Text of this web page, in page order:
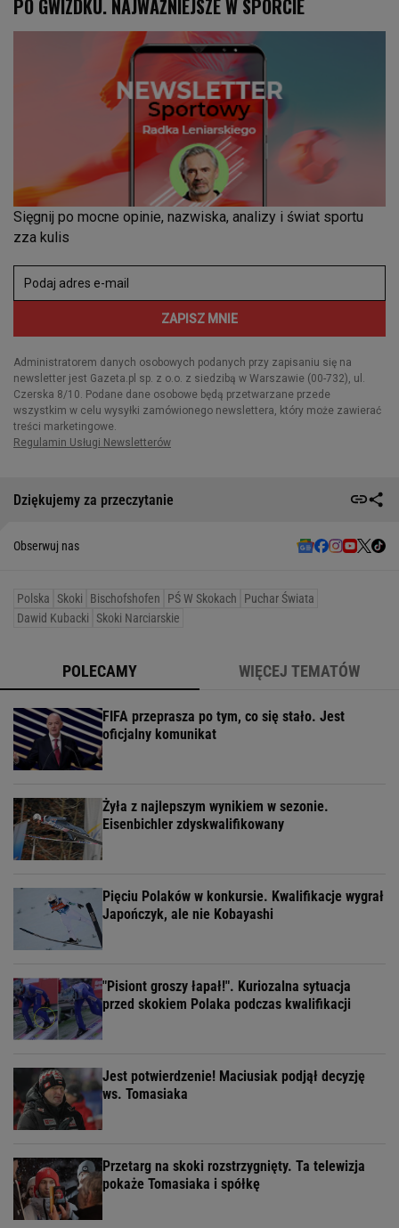
Dziękujemy za przeczytanie
Obserwuj nas
Polska Skoki Bischofshofen PŚ W Skokach
Puchar Świata
Dawid Kubacki Skoki Narciarskie
POLECAMY WIĘCEJ TEMATÓW
FIFA przeprasza po tym, co się stało. Jest
oficjalny komunikat
Żyła z najlepszym wynikiem w sezonie.
Eisenbichler zdyskwalifikowany
Pięciu Polaków w konkursie. Kwalifikacje wygrał
Japończyk, ale nie Kobayashi
"Pisiont groszy łapał!". Kuriozalna sytuacja
przed skokiem Polaka podczas kwalifikacji
Jest potwierdzenie! Maciusiak podjął decyzję
ws. Tomasiaka
Przetarg na skoki rozstrzygnięty. Ta telewizja
pokaże Tomasiaka i spółkę